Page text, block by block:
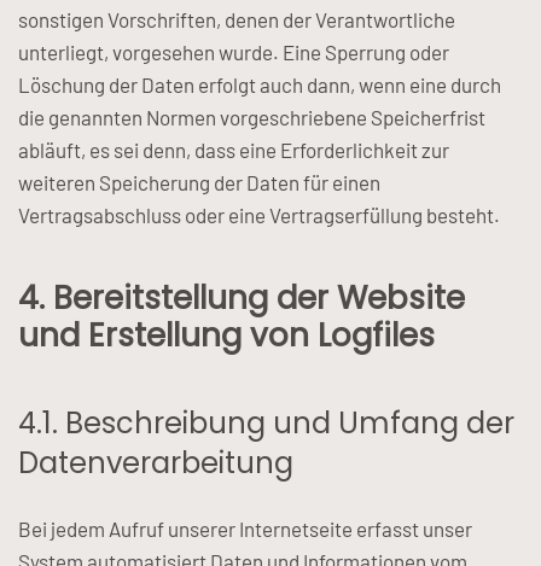
sonstigen Vorschriften, denen der Verantwortliche
unterliegt, vorgesehen wurde. Eine Sperrung oder
Löschung der Daten erfolgt auch dann, wenn eine durch
die genannten Normen vorgeschriebene Speicherfrist
abläuft, es sei denn, dass eine Erforderlichkeit zur
weiteren Speicherung der Daten für einen
Vertragsabschluss oder eine Vertragserfüllung besteht.
4. Bereitstellung der Website
und Erstellung von Logfiles
4.1. Beschreibung und Umfang der
Datenverarbeitung
Bei jedem Aufruf unserer Internetseite erfasst unser
System automatisiert Daten und Informationen vom